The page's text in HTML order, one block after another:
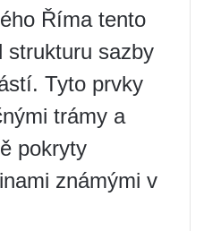
Říma tento
strukturu sazby
Tyto prvky
trámy a
pokryty
známými v